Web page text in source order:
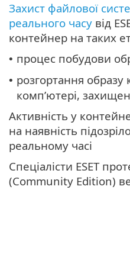
Захист файлової
реального часу від
контейнер на таких
• процес побудови
• розгортання
комп’ютері,
Активність у
на наявність
реальному часі
Спеціалісти ESET
(Community Edition)